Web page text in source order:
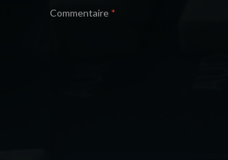
Commentaire *